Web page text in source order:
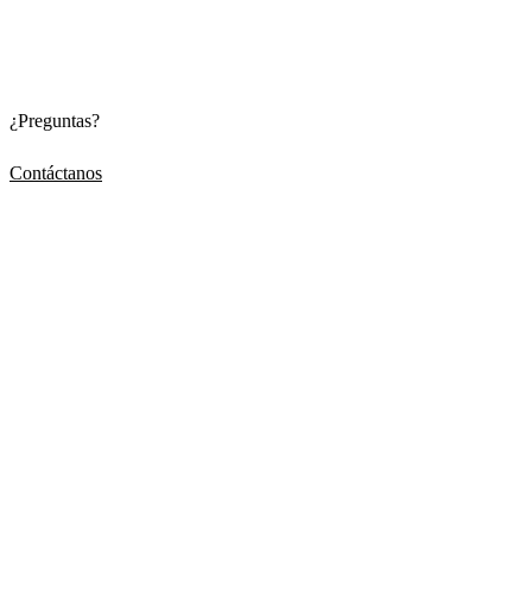
¿Preguntas?
Contáctanos